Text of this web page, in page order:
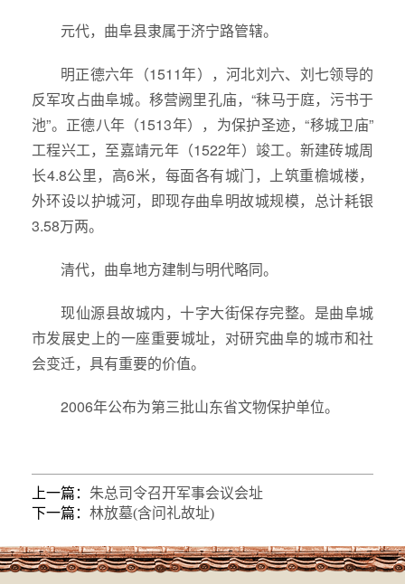
元代，曲阜县隶属于济宁路管辖。
明正德六年（1511年），河北刘六、刘七领导的
反军攻占曲阜城。移营阙里孔庙，“秣马于庭，污书于
池”。正德八年（1513年），为保护圣迹，“移城卫庙”
工程兴工，至嘉靖元年（1522年）竣工。新建砖城周
长4.8公里，高6米，每面各有城门，上筑重檐城楼，
外环设以护城河，即现存曲阜明故城规模，总计耗银
3.58万两。
清代，曲阜地方建制与明代略同。
现仙源县故城内，十字大街保存完整。是曲阜城
市发展史上的一座重要城址，对研究曲阜的城市和社
会变迁，具有重要的价值。
2006年公布为第三批山东省文物保护单位。
上一篇： 朱总司令召开军事会议会址
下一篇： 林放墓(含问礼故址)